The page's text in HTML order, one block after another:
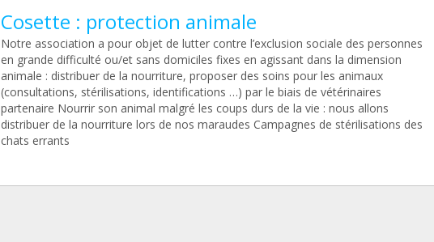
Cosette : protection animale
Notre association a pour objet de lutter contre l’exclusion sociale des personnes
en grande difficulté ou/et sans domiciles fixes en agissant dans la dimension
animale : distribuer de la nourriture, proposer des soins pour les animaux
(consultations, stérilisations, identifications …) par le biais de vétérinaires
partenaire Nourrir son animal malgré les coups durs de la vie : nous allons
distribuer de la nourriture lors de nos maraudes Campagnes de stérilisations des
chats errants